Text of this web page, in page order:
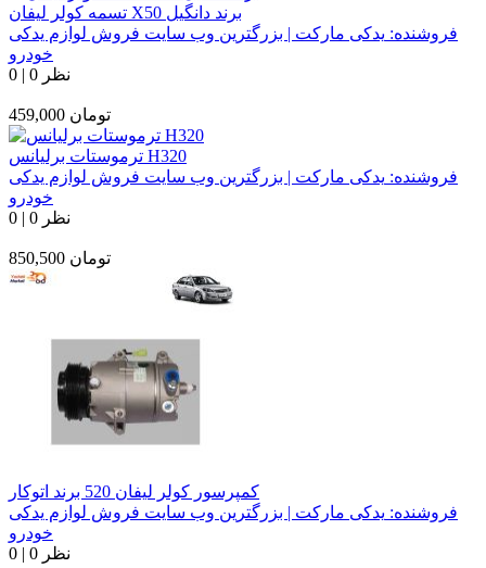
تسمه کولر لیفان X50 برند دانگیل
فروشنده: یدکی مارکت | بزرگترین وب سایت فروش لوازم یدکی
خودرو
0 | 0 نظر
459,000 تومان
ترموستات برلیانس H320
فروشنده: یدکی مارکت | بزرگترین وب سایت فروش لوازم یدکی
خودرو
0 | 0 نظر
850,500 تومان
کمپرسور کولر لیفان 520 برند اتوکار
فروشنده: یدکی مارکت | بزرگترین وب سایت فروش لوازم یدکی
خودرو
0 | 0 نظر